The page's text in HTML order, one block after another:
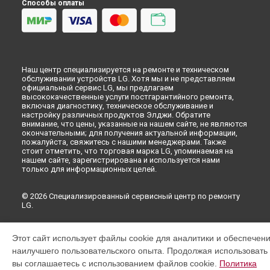
Ремонт или замена системы защиты от протечек
посудомоечной машины LG в Самаре
Ремонт или замена системы защиты от протечек
Ремонт или замена системы защиты от протечек
посудомоечной машины LG вПерми
Ремонт или замена системы защиты от протечек
посудомоечной машины LG вУльяновске
Ремонт или замена системы защиты от протечек
посудомоечной машины LG вКирове
Ремонт или замена системы защиты от протечек
посудомоечной машины LG вМоскве
Ремонт или замена системы защиты от протечек
Способы оплаты
Наш центр специализируется на ремонте и техническом
обслуживании устройств LG. Хотя мы и не представляем
официальный сервис LG, мы предлагаем
высококачественные услуги постгарантийного ремонта,
включая диагностику, техническое обслуживание и
настройку различных продуктов Элджи. Обратите
внимание, что цены, указанные на нашем сайте, не являются
окончательными; для получения актуальной информации,
пожалуйста, свяжитесь с нашими менеджерами. Также
стоит отметить, что торговая марка LG, упоминаемая на
нашем сайте, зарегистрирована и используется нами
только для информационных целей.
© 2026 Специализированный сервисный центр по ремонту
LG.
Этот сайт использует файлы cookie для аналитики и
наилучшего пользовательского опыта. Продолжая использовать
вы соглашаетесь с использованием файлов cookie. Политика